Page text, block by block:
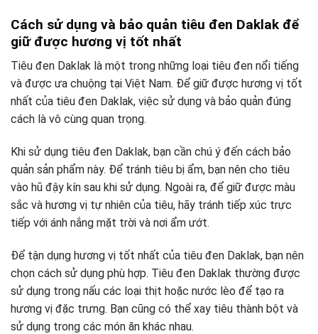
Cách sử dụng và bảo quản tiêu đen Daklak để
giữ được hương vị tốt nhất
Tiêu đen Daklak là một trong những loại tiêu đen nổi tiếng
và được ưa chuộng tại Việt Nam. Để giữ được hương vị tốt
nhất của tiêu đen Daklak, việc sử dụng và bảo quản đúng
cách là vô cùng quan trọng.
Khi sử dụng tiêu đen Daklak, bạn cần chú ý đến cách bảo
quản sản phẩm này. Để tránh tiêu bị ẩm, bạn nên cho tiêu
vào hũ đậy kín sau khi sử dụng. Ngoài ra, để giữ được màu
sắc và hương vị tự nhiên của tiêu, hãy tránh tiếp xúc trực
tiếp với ánh nắng mặt trời và nơi ẩm ướt.
Để tận dụng hương vị tốt nhất của tiêu đen Daklak, bạn nên
chọn cách sử dụng phù hợp. Tiêu đen Daklak thường được
sử dụng trong nấu các loại thịt hoặc nước lèo để tạo ra
hương vị đặc trưng. Bạn cũng có thể xay tiêu thành bột và
sử dụng trong các món ăn khác nhau.